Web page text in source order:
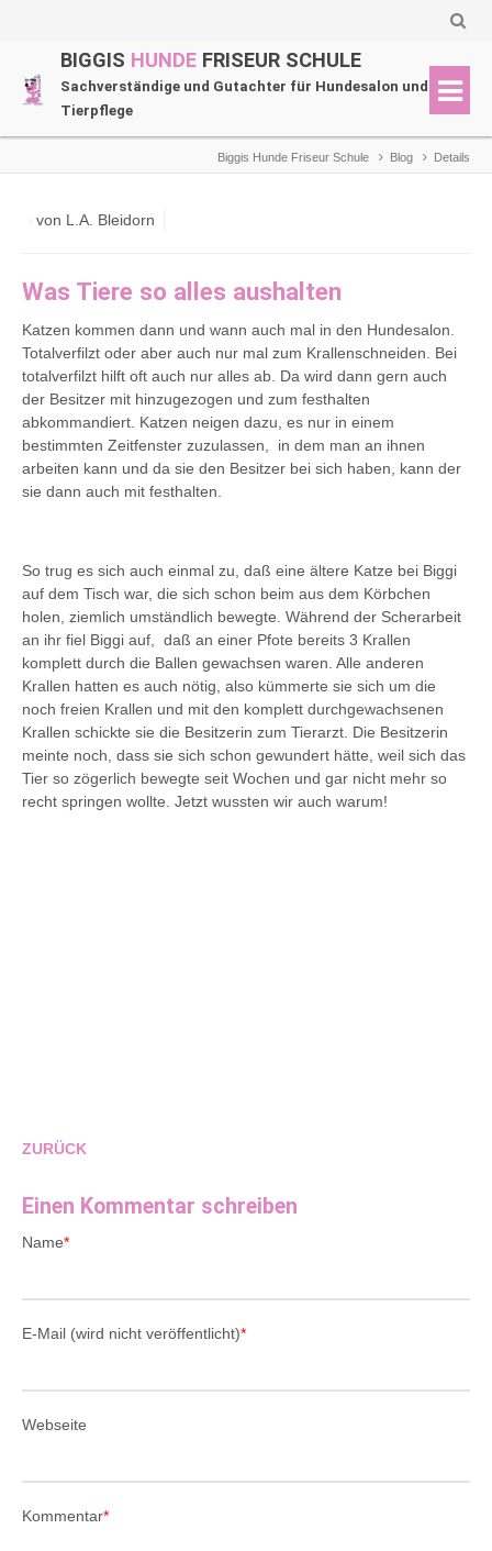
BIGGIS HUNDE FRISEUR SCHULE
Sachverständige und Gutachter für Hundesalon und
Tierpflege
Biggis Hunde Friseur Schule Blog Details
von L.A. Bleidorn
Was Tiere so alles aushalten
Katzen kommen dann und wann auch mal in den Hundesalon.
Totalverfilzt oder aber auch nur mal zum Krallenschneiden. Bei
totalverfilzt hilft oft auch nur alles ab. Da wird dann gern auch
der Besitzer mit hinzugezogen und zum festhalten
abkommandiert. Katzen neigen dazu, es nur in einem
bestimmten Zeitfenster zuzulassen, in dem man an ihnen
arbeiten kann und da sie den Besitzer bei sich haben, kann der
sie dann auch mit festhalten.
So trug es sich auch einmal zu, daß eine ältere Katze bei Biggi
auf dem Tisch war, die sich schon beim aus dem Körbchen
holen, ziemlich umständlich bewegte. Während der Scherarbeit
an ihr fiel Biggi auf, daß an einer Pfote bereits 3 Krallen
komplett durch die Ballen gewachsen waren. Alle anderen
Krallen hatten es auch nötig, also kümmerte sie sich um die
noch freien Krallen und mit den komplett durchgewachsenen
Krallen schickte sie die Besitzerin zum Tierarzt. Die Besitzerin
meinte noch, dass sie sich schon gewundert hätte, weil sich das
Tier so zögerlich bewegte seit Wochen und gar nicht mehr so
recht springen wollte. Jetzt wussten wir auch warum!
ZURÜCK
Einen Kommentar schreiben
Name*
E-Mail (wird nicht veröffentlicht)*
Webseite
Kommentar*